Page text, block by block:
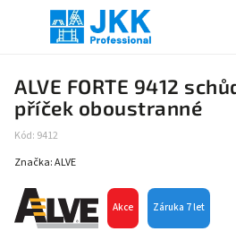
ALVE FORTE 9412
příček oboustranné
Kód: 9412
Akce Záruka 7 let
Značka:ALVE